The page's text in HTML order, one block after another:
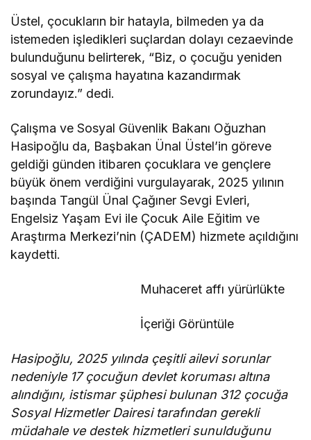
Üstel, çocukların bir hatayla, bilmeden ya da
istemeden işledikleri suçlardan dolayı cezaevinde
bulunduğunu belirterek, “Biz, o çocuğu yeniden
sosyal ve çalışma hayatına kazandırmak
zorundayız.” dedi.
Çalışma ve Sosyal Güvenlik Bakanı Oğuzhan
Hasipoğlu da, Başbakan Ünal Üstel’in göreve
geldiği günden itibaren çocuklara ve gençlere
büyük önem verdiğini vurgulayarak, 2025 yılının
başında Tangül Ünal Çağıner Sevgi Evleri,
Engelsiz Yaşam Evi ile Çocuk Aile Eğitim ve
Araştırma Merkezi’nin (ÇADEM) hizmete açıldığını
kaydetti.
Muhaceret affı yürürlükte
İçeriği Görüntüle
Hasipoğlu, 2025 yılında çeşitli ailevi sorunlar
nedeniyle 17 çocuğun devlet koruması altına
alındığını, istismar şüphesi bulunan 312 çocuğa
Sosyal Hizmetler Dairesi tarafından gerekli
müdahale ve destek hizmetleri sunulduğunu